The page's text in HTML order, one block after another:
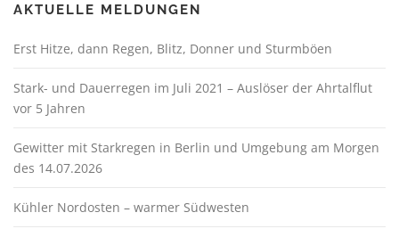
AKTUELLE MELDUNGEN
Erst Hitze, dann Regen, Blitz, Donner und Sturmböen
Stark- und Dauerregen im Juli 2021 – Auslöser der Ahrtalflut
vor 5 Jahren
Gewitter mit Starkregen in Berlin und Umgebung am Morgen
des 14.07.2026
Kühler Nordosten – warmer Südwesten